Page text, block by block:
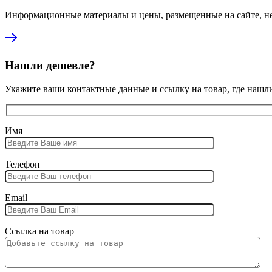
Информационные материалы и цены, размещенные на сайте,
Нашли дешевле?
Укажите ваши контактные данные и ссылку на товар, где
Имя
Телефон
Email
Ссылка на товар